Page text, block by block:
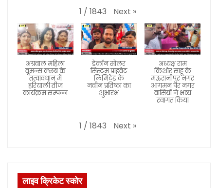
1 / 1843 Next »
अग्रवाल महिला
वूमन्स क्लब के
तत्वावधान में
हरियाली तीज
कार्यक्रम सम्पन्न
डेकॉन सोलर
सिस्टम प्राइवेट
लिमिटेड के
नवीन प्रतिष्ठा का
शुभारंभ
अध्यक्ष राम
किशोर साहू के
मऊरानीपुर नगर
आगमन पर नगर
वासियों ने भव्य
स्वागत किया
1 / 1843 Next »
लाइव क्रिकेट स्कोर